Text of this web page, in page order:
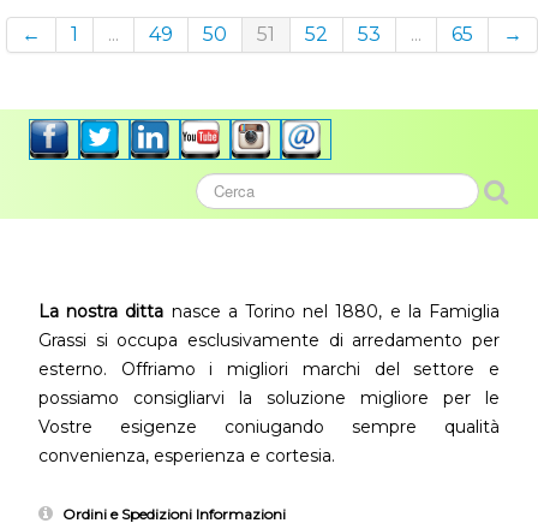
← 1 ... 49 50 51 52 53 ... 65 →
La nostra ditta nasce a Torino nel 1880, e la Famiglia
Grassi si occupa esclusivamente di arredamento per
esterno. Offriamo i migliori marchi del settore e
possiamo consigliarvi la soluzione migliore per le
Vostre esigenze coniugando sempre qualità
convenienza, esperienza e cortesia.
Ordini e Spedizioni Informazioni